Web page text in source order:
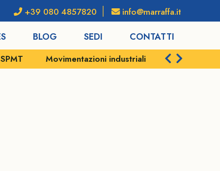
+39 080 4857820 info@marraffa.it
BLOG SEDI CONTATTI
industriali Servizi portuali Spedizioni e